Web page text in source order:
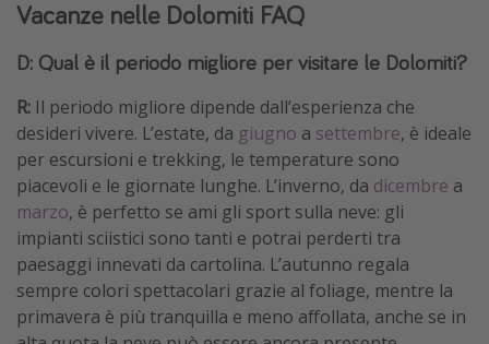
Vacanze nelle Dolomiti FAQ
D: Qual è il periodo migliore per visitare le Dolomiti?
R: Il periodo migliore dipende dall’esperienza che
desideri vivere. L’estate, da giugno a settembre, è ideale
per escursioni e trekking, le temperature sono
piacevoli e le giornate lunghe. L’inverno, da dicembre a
marzo, è perfetto se ami gli sport sulla neve: gli
impianti sciistici sono tanti e potrai perderti tra
paesaggi innevati da cartolina. L’autunno regala
sempre colori spettacolari grazie al foliage, mentre la
primavera è più tranquilla e meno affollata, anche se in